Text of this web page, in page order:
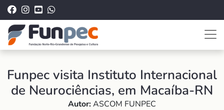
Funpec visita Instituto Internacional
de Neurociências, em Macaíba-RN
Autor:ASCOM FUNPEC